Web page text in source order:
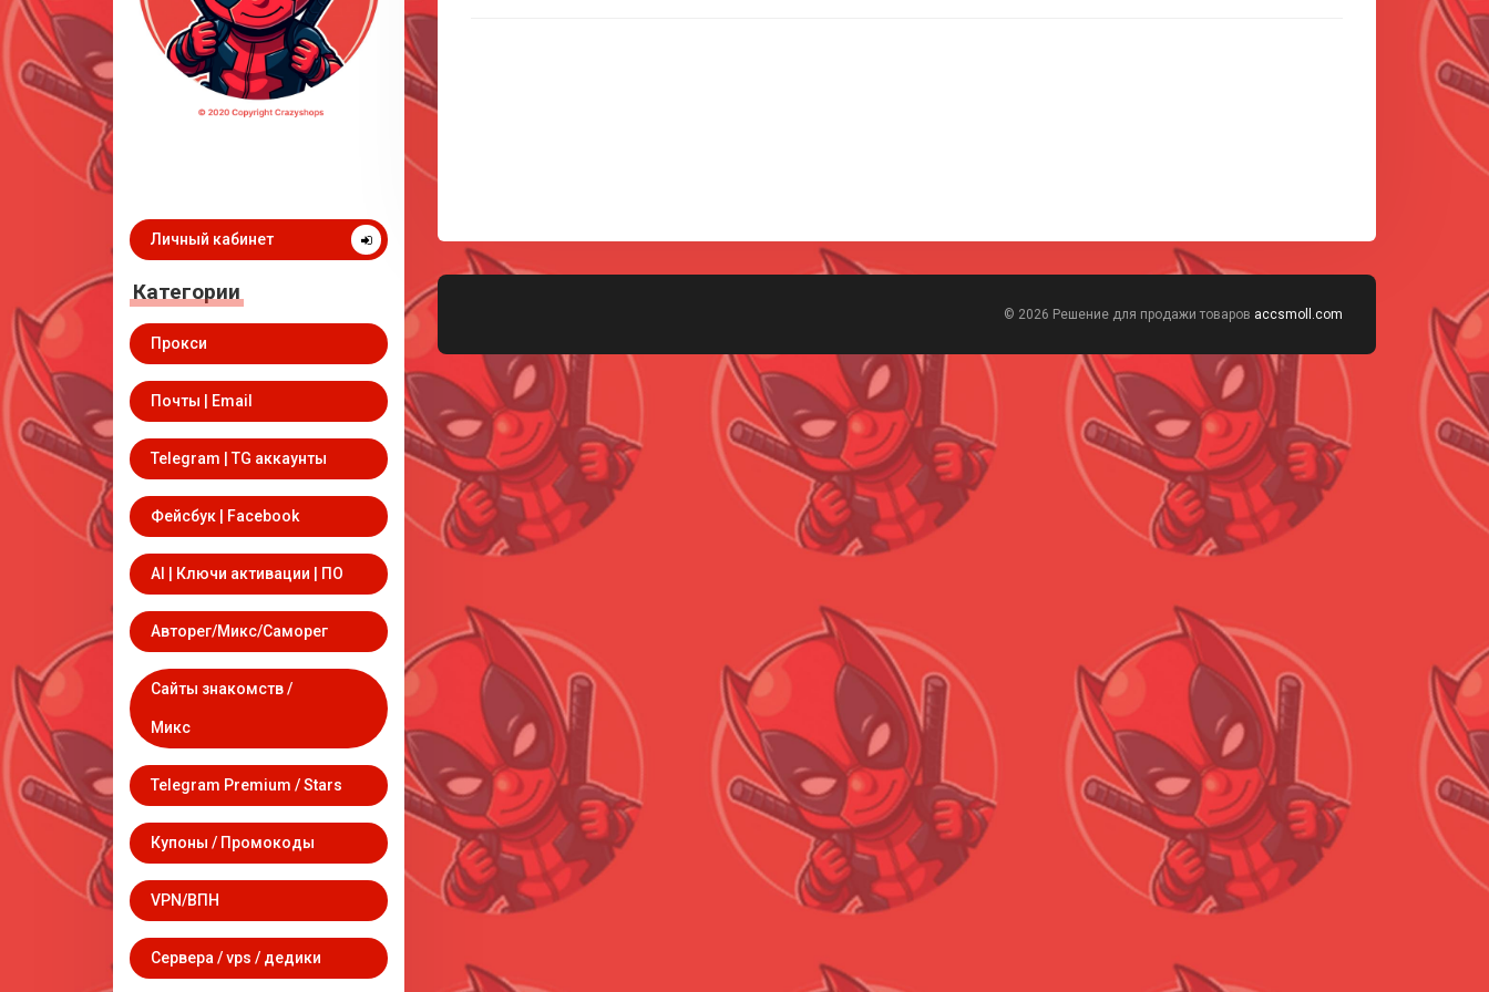
Личный кабинет
Категории
Прокси
Почты | Email
Telegram | TG аккаунты
Фейсбук | Facebook
AI | Ключи активации | ПО
Авторег/Микс/Саморег
Сайты знакомств /
Микс
Telegram Premium / Stars
Купоны / Промокоды
VPN/ВПН
Сервера / vps / дедики
© 2026 Решение для продажи товаров accsmoll.com